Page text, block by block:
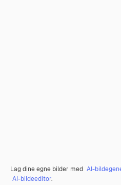
Lag dine egne bilder med AI-
AI-bildeeditor.